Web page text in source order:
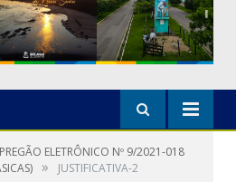
PREGÃO ELETRÔNICO Nº 9/2021-018
» JUSTIFICATIVA-2